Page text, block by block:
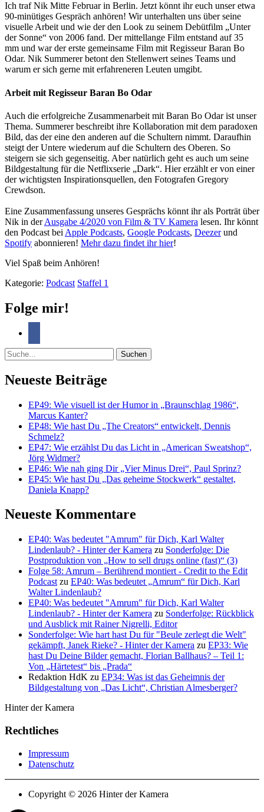
Ich traf Nik Mitte Februar in Berlin. Jetzt könnt ihr euch unser etwa
90-minütiges Gespräch anhören! Wir unterhalten uns über seine
visuelle Arbeit und wie der den Look zu seinem Debütfilm „Unter
der Sonne“ von 2006 fand. Der mittellange Film entstand auf 35
mm und war der erste gemeinsame Film mit Regisseur Baran Bo
Odar. Nik Summerer betont den Stellenwert seines Teams und
warum er sich gerne mit erfahreneren Leuten umgibt.
Arbeit mit Regisseur Baran Bo Odar
Auch die erfolgreiche Zusammenarbeit mit Baran Bo Odar ist unser
Thema. Summerer beschreibt ihre Kollaboration mit dem paradoxen
Bild, das der eine den anderen auf die Schultern nimmt. Daraufhin
steigt der Untere wiederum auf die Schultern des Oberen. So
steigern sie sich gegenseitig. Aber natürlich geht es auch um seine
Bildgestaltung für die Netflixserie „Dark“. Hier erzählt er von einer
der wichtigsten Inspirationsquellen, den Fotografen Gregory
Crewdson.
Eine Zusammenfassung unseres Gesprächs könnt ihr als Porträt über
Nik in derAusgabe 4/2020 von Film & TV Kamera lesen. Ihr könnt
den Podcast bei Apple Podcasts, Google Podcasts, Deezerund
Spotify abonnieren! Mehr dazu findet ihr hier!
Viel Spaß beim Anhören!
Kategorie: Podcast Staffel 1
Folge mir!
Suche
Neueste Beiträge
EP49: Wie visuell ist der Humor in „Braunschlag 1986“,
Marcus Kanter?
EP48: Wie hast Du „The Creators“ entwickelt, Dennis
Schmelz?
EP47: Wie erzählst Du das Licht in „American Sweatshop“,
Jörg Widmer?
EP46: Wie nah ging Dir „Vier Minus Drei“, Paul Sprinz?
EP45: Wie hast Du „Das geheime Stockwerk“ gestaltet,
Daniela Knapp?
Neueste Kommentare
EP40: Was bedeutet "Amrum" für Dich, Karl Walter
Lindenlaub? - Hinter der Kamera zu Sonderfolge: Die
Postproduktion von „How to sell drugs online (fast)“ (3)
Folge 58: Amrum – Berührend montiert - Credit to the Edit
Podcast zu EP40: Was bedeutet „Amrum“ für Dich, Karl
Walter Lindenlaub?
EP40: Was bedeutet "Amrum" für Dich, Karl Walter
Lindenlaub? - Hinter der Kamera zu Sonderfolge: Rückblick
und Ausblick mit Rainer Nigrelli, Editor
Sonderfolge: Wie hart hast Du für "Beule zerlegt die Welt"
gekämpft, Janek Rieke? - Hinter der Kamera zu EP33: Wie
hast Du Deine Bilder gemacht, Florian Ballhaus? – Teil 1:
Von „Härtetest“ bis „Prada“
Redaktion HdK zu EP34: Was ist das Geheimnis der
Bildgestaltung von „Das Licht“, Christian Almesberger?
Hinter der Kamera
Rechtliches
Impressum
Datenschutz
Copyright © 2026 Hinter der Kamera